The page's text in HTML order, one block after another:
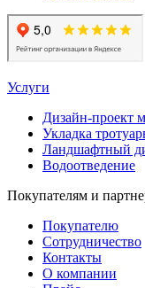
Услуги
Дизайн-проект
Укладка
Ландшафтный
Водоотведение
Покупателям и
Покупателю
Сотрудничество
Контакты
О компании